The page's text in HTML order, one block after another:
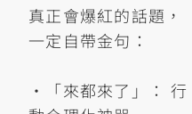
真正會爆紅的話題，
一定自帶金句：
•「來都來了」： 行